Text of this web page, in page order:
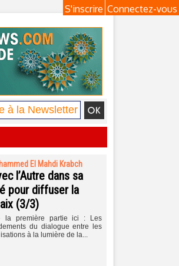
Connectez-vous
S'inscrire
El Mahdi Krabch
l’Autre dans sa
pour diffuser la
(3/3)
la première partie ici : Les
du dialogue entre les
à la lumière de la...